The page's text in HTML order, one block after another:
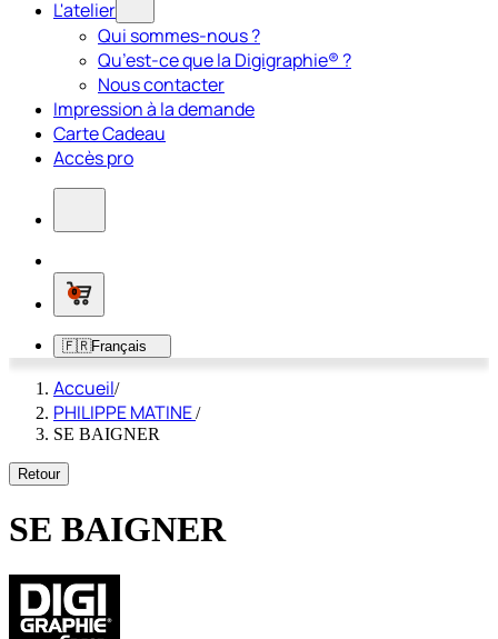
L'atelier
Qui sommes-nous ?
Qu’est-ce que la Digigraphie® ?
Nous contacter
Impression à la demande
Carte Cadeau
Accès pro
0
🇫🇷Français
Accueil/
PHILIPPE MATINE/
SE BAIGNER
Retour
SE BAIGNER